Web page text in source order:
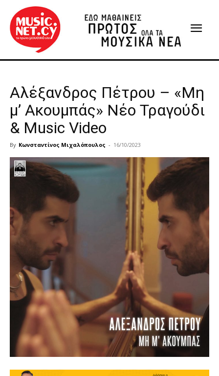
Αλέξανδρος Πέτρου – «Μη
μ’ Ακουμπάς» Νέο Τραγούδι
& Music Video
By Κωνσταντίνος Μιχαλόπουλος - 16/10/2023